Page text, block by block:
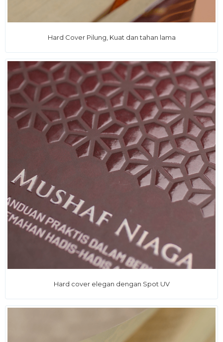
Hard Cover Pilung, Kuat dan tahan lama
Hard cover elegan dengan Spot UV